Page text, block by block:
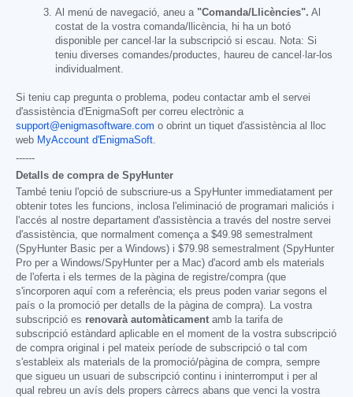
Al menú de navegació, aneu a "Comanda/Llicències". Al
costat de la vostra comanda/llicència, hi ha un botó
disponible per cancel·lar la subscripció si escau. Nota: Si
teniu diverses comandes/productes, haureu de cancel·lar-los
individualment.
Si teniu cap pregunta o problema, podeu contactar amb el servei
d'assistència d'EnigmaSoft per correu electrònic a
support@enigmasoftware.com o obrint un tiquet d'assistència al lloc
web MyAccount d'EnigmaSoft.
------
Detalls de compra de SpyHunter
També teniu l'opció de subscriure-us a SpyHunter immediatament per
obtenir totes les funcions, inclosa l'eliminació de programari maliciós i
l'accés al nostre departament d'assistència a través del nostre servei
d'assistència, que normalment comença a $49.98 semestralment
(SpyHunter Basic per a Windows) i $79.98 semestralment (SpyHunter
Pro per a Windows/SpyHunter per a Mac) d'acord amb els materials
de l'oferta i els termes de la pàgina de registre/compra (que
s'incorporen aquí com a referència; els preus poden variar segons el
país o la promoció per detalls de la pàgina de compra). La vostra
subscripció es renovarà automàticament amb la tarifa de
subscripció estàndard aplicable en el moment de la vostra subscripció
de compra original i pel mateix període de subscripció o tal com
s'estableix als materials de la promoció/pàgina de compra, sempre
que sigueu un usuari de subscripció continu i ininterromput i per al
qual rebreu un avís dels propers càrrecs abans que venci la vostra